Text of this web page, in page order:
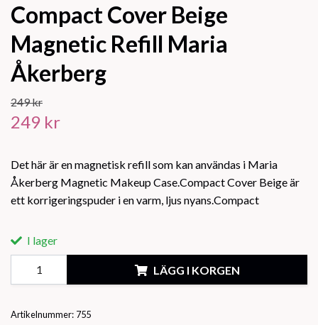
Compact Cover Beige
Magnetic Refill Maria
Åkerberg
249 kr
249 kr
Det här är en magnetisk refill som kan användas i Maria
Åkerberg Magnetic Makeup Case.Compact Cover Beige är
ett korrigeringspuder i en varm, ljus nyans.Compact
I lager
LÄGG I KORGEN
Artikelnummer: 755